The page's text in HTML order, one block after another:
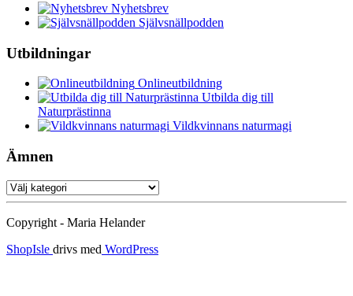
Nyhetsbrev
Självsnällpodden
Utbildningar
Onlineutbildning
Utbilda dig till
Naturprästinna
Vildkvinnans naturmagi
Ämnen
Ämnen
Copyright - Maria Helander
ShopIsle drivs med WordPress